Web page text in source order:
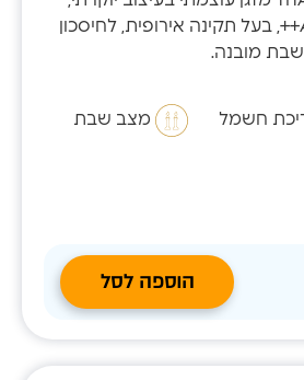
בעל דירוג אנרגטי A++, בעל תקינה אירופית, לחיסכון
מובנה.
חשמל מצב שבת
הוספה לסל